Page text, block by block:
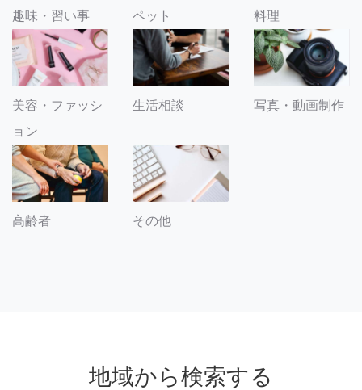
趣味・習い事 ペット 料理
美容・ファッシ
ョン
生活相談 写真・動画制作
高齢者 その他
地域から検索する